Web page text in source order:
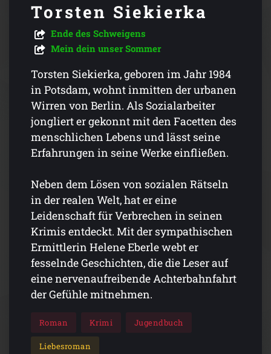
Torsten Siekierka
Ende des Schweigens
Mein dein unser Sommer
Torsten Siekierka, geboren im Jahr 1984
in Potsdam, wohnt inmitten der urbanen
Wirren von Berlin. Als Sozialarbeiter
jongliert er gekonnt mit den Facetten des
menschlichen Lebens und lässt seine
Erfahrungen in seine Werke einfließen.
Neben dem Lösen von sozialen Rätseln
in der realen Welt, hat er eine
Leidenschaft für Verbrechen in seinen
Krimis entdeckt. Mit der sympathischen
Ermittlerin Helene Eberle webt er
fesselnde Geschichten, die die Leser auf
eine nervenaufreibende Achterbahnfahrt
der Gefühle mitnehmen.
Roman Krimi Jugendbuch
Liebesroman